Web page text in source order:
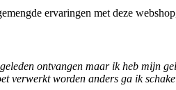
ervaringen met deze
ontvangen maar ik heb mijn
verwerkt worden anders ga ik